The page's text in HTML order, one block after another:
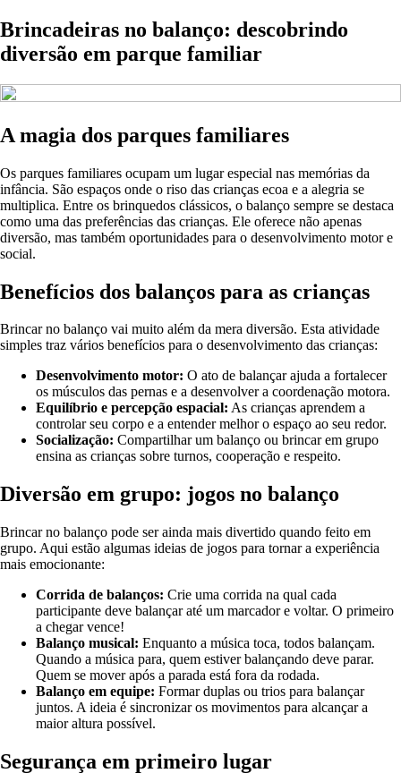
Brincadeiras no balanço: descobrindo
diversão em parque familiar
A magia dos parques familiares
Os parques familiares ocupam um lugar especial nas memórias da
infância. São espaços onde o riso das crianças ecoa e a alegria se
multiplica. Entre os brinquedos clássicos, o balanço sempre se destaca
como uma das preferências das crianças. Ele oferece não apenas
diversão, mas também oportunidades para o desenvolvimento motor e
social.
Benefícios dos balanços para as crianças
Brincar no balanço vai muito além da mera diversão. Esta atividade
simples traz vários benefícios para o desenvolvimento das crianças:
Desenvolvimento motor: O ato de balançar ajuda a fortalecer
os músculos das pernas e a desenvolver a coordenação motora.
Equilíbrio e percepção espacial: As crianças aprendem a
controlar seu corpo e a entender melhor o espaço ao seu redor.
Socialização: Compartilhar um balanço ou brincar em grupo
ensina as crianças sobre turnos, cooperação e respeito.
Diversão em grupo: jogos no balanço
Brincar no balanço pode ser ainda mais divertido quando feito em
grupo. Aqui estão algumas ideias de jogos para tornar a experiência
mais emocionante:
Corrida de balanços: Crie uma corrida na qual cada
participante deve balançar até um marcador e voltar. O primeiro
a chegar vence!
Balanço musical: Enquanto a música toca, todos balançam.
Quando a música para, quem estiver balançando deve parar.
Quem se mover após a parada está fora da rodada.
Balanço em equipe: Formar duplas ou trios para balançar
juntos. A ideia é sincronizar os movimentos para alcançar a
maior altura possível.
Segurança em primeiro lugar